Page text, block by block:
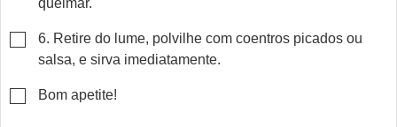
▢
6. Retire do lume, polvilhe com coentros picados ou
salsa, e sirva imediatamente.
▢
Bom apetite!